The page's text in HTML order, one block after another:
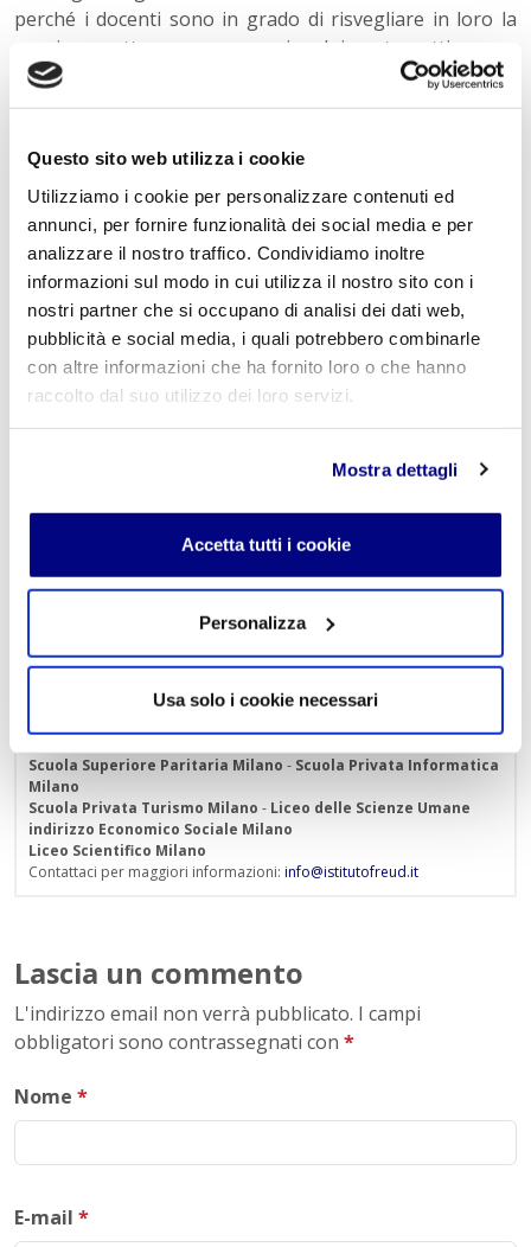
Questo sito web utilizza i cookie
Utilizziamo i cookie per personalizzare contenuti ed
annunci, per fornire funzionalità dei social media e per
analizzare il nostro traffico. Condividiamo inoltre
informazioni sul modo in cui utilizza il nostro sito con i
nostri partner che si occupano di analisi dei dati web,
pubblicità e social media, i quali potrebbero combinarle
con altre informazioni che ha fornito loro o che hanno
raccolto dal suo utilizzo dei loro servizi.
Mostra dettagli
Accetta tutti i cookie
Personalizza
Usa solo i cookie necessari
perché i docenti sono in grado di risvegliare in loro la
passione attraverso un coinvolgimento attivo; un
argomento è interessante perché lo studente sente che
egli è presente con la sua umanità, con le sue domande,
Prof.ssa Claudia Tomasi
Istituto Paritario S. Freud, Scuola privata a Milano per: indirizzo Tecnico
Tecnologico Informatico e indirizzo Tecnico Economico Turismo Istituto
Tecnico Informatico: una scelta vincente Istituto Tecnico Turismo: uno
sguardo al futuro Scuola Paritaria S. Freud, la tua Scuola Privata a Milano
Istituto Paritario S. Freud – Scuola Privata Milano – Scuola
Turismo, Liceo delle Scienze Umane e Liceo Scientifico
Scuola Superiore Paritaria Milano - Scuola Privata Informatica
Milano
Scuola Privata Turismo Milano - Liceo delle Scienze Umane
indirizzo Economico Sociale Milano
Liceo Scientifico Milano
Contattaci per maggiori informazioni: info@istitutofreud.it
Lascia un commento
L'indirizzo email non verrà pubblicato. I campi
obbligatori sono contrassegnati con *
Nome *
E-mail *